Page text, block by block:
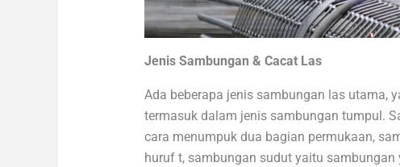
Jenis Sambungan & Cacat Las
Ada beberapa jenis sambungan las utama,
termasuk dalam jenis sambungan tumpul.
cara menumpuk dua bagian permukaan,
huruf t, sambungan sudut yaitu